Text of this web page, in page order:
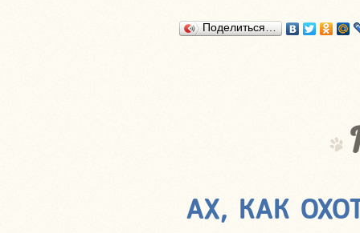
Поделиться…
АХ, КАК